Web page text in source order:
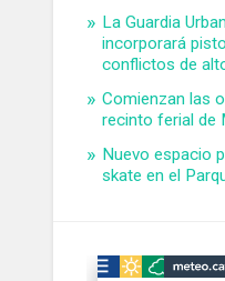
La Guardia
incorporará
conflictos de
Comienzan las
recinto ferial de
Nuevo espacio
skate en el